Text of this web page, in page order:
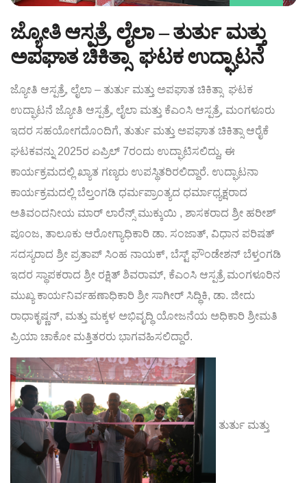
ಜ್ಯೋತಿ ಆಸ್ಪತ್ರೆ, ಲೈಲಾ – ತುರ್ತು ಮತ್ತು
ಅಪಘಾತ ಚಿಕಿತ್ಸಾ ಘಟಕ ಉದ್ಘಾಟನೆ
ಜ್ಯೋತಿ ಆಸ್ಪತ್ರೆ, ಲೈಲಾ – ತುರ್ತು ಮತ್ತು ಅಪಘಾತ ಚಿಕಿತ್ಸಾ ಘಟಕ
ಉದ್ಘಾಟನೆ ಜ್ಯೋತಿ ಆಸ್ಪತ್ರೆ, ಲೈಲಾ ಮತ್ತು ಕೆಎಂಸಿ ಆಸ್ಪತ್ರೆ, ಮಂಗಳೂರು
ಇದರ ಸಹಯೋಗದೊಂದಿಗೆ, ತುರ್ತು ಮತ್ತು ಅಪಘಾತ ಚಿಕಿತ್ಸಾ ಆರೈಕೆ
ಘಟಕವನ್ನು 2025ರ ಏಪ್ರಿಲ್ 7ರಂದು ಉದ್ಘಾಟಿಸಲಿದ್ದು, ಈ
ಕಾರ್ಯಕ್ರಮದಲ್ಲಿ ಖ್ಯಾತ ಗಣ್ಯರು ಉಪಸ್ಥಿತರಿರಲಿದ್ದಾರೆ. ಉದ್ಘಾಟನಾ
ಕಾರ್ಯಕ್ರಮದಲ್ಲಿ ಬೆಲ್ತಂಗಡಿ ಧರ್ಮಪ್ರಾಂತ್ಯದ ಧರ್ಮಾಧ್ಯಕ್ಷರಾದ
ಅತಿವಂದನೀಯ ಮಾರ್ ಲಾರೆನ್ಸ್ ಮುಕ್ಕುಯಿ , ಶಾಸಕರಾದ ಶ್ರೀ ಹರೀಶ್
ಪೂಂಜ, ತಾಲೂಕು ಆರೋಗ್ಯಾಧಿಕಾರಿ ಡಾ. ಸಂಜಾತ್, ವಿಧಾನ ಪರಿಷತ್
ಸದಸ್ಯರಾದ ಶ್ರೀ ಪ್ರತಾಪ್ ಸಿಂಹ ನಾಯಕ್, ಬೆಸ್ಟ್ ಫೌಂಡೇಶನ್ ಬೆಳ್ತಂಗಡಿ
ಇದರ ಸ್ಥಾಪಕರಾದ ಶ್ರೀ ರಕ್ಷಿತ್ ಶಿವರಾಮ್, ಕೆಎಂಸಿ ಆಸ್ಪತ್ರೆ ಮಂಗಳೂರಿನ
ಮುಖ್ಯ ಕಾರ್ಯನಿರ್ವಹಣಾಧಿಕಾರಿ ಶ್ರೀ ಸಾಗೀರ್ ಸಿದ್ಧಿಕಿ, ಡಾ. ಜೀದು
ರಾಧಾಕೃಷ್ಣನ್, ಮತ್ತು ಮಕ್ಕಳ ಅಭಿವೃದ್ಧಿ ಯೋಜನೆಯ ಅಧಿಕಾರಿ ಶ್ರೀಮತಿ
ಪ್ರಿಯಾ ಚಾಕೋ ಮತ್ತಿತರರು ಭಾಗವಹಿಸಲಿದ್ದಾರೆ.
ತುರ್ತು ಮತ್ತು